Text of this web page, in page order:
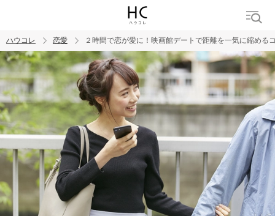
トレンド ワード
恋愛
ハウコレ 恋愛 ２時間で恋が愛に！映画館デートで距離を一気に縮める